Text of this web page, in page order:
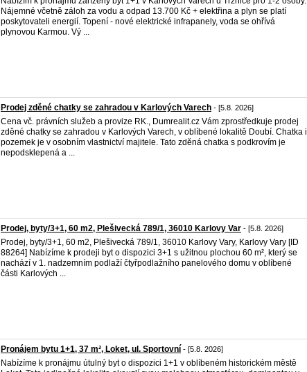
Nájemné včetně záloh za vodu a odpad 13.700 Kč + elektřina a plyn se platí
poskytovateli energií. Topení - nové elektrické infrapanely, voda se ohřívá
plynovou Karmou. Vý ...
Prodej zděné chatky se zahradou v Karlových Varech - [5.8. 2026]
Cena vč. právních služeb a provize RK., Dumrealit.cz Vám zprostředkuje prodej
zděné chatky se zahradou v Karlových Varech, v oblíbené lokalitě Doubí. Chatka i
pozemek je v osobním vlastnictví majitele. Tato zděná chatka s podkrovím je
nepodsklepená a ...
Prodej, byty/3+1, 60 m2, Plešivecká 789/1, 36010 Karlovy Var - [5.8. 2026]
Prodej, byty/3+1, 60 m2, Plešivecká 789/1, 36010 Karlovy Vary, Karlovy Vary [ID
88264] Nabízíme k prodeji byt o dispozici 3+1 s užitnou plochou 60 m², který se
nachází v 1. nadzemním podlaží čtyřpodlažního panelového domu v oblíbené
části Karlových ...
Pronájem bytu 1+1, 37 m², Loket, ul. Sportovní - [5.8. 2026]
Nabízíme k pronájmu útulný byt o dispozici 1+1 v oblíbeném historickém městě